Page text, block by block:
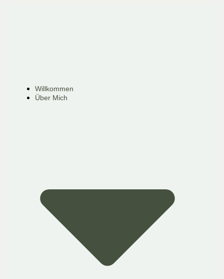
Willkommen
Über Mich